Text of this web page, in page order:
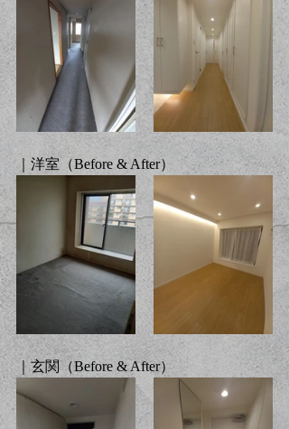
｜洋室（Before & After）
｜玄関（Before & After）